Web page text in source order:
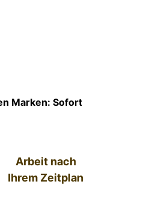
Marken: Sofort
Arbeit nach
Ihrem Zeitplan